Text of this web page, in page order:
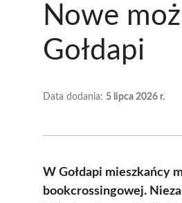
Nowe
Gołdapi
Data dodania: 5 lipca 2026 r.
W Gołdapi mieszkańcy
bookcrossingowej.